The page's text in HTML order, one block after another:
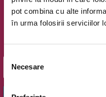
pot combina cu alte
în urma folosirii serviciilor
Selecția
consimțământului
Necesare
Oferte exclusive si o
OK